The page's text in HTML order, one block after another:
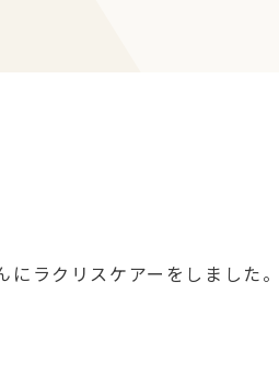
ラクリスケアーをしました。